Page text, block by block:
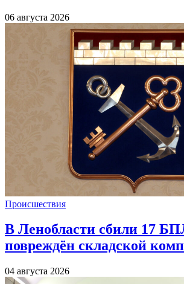
06 августа 2026
Происшествия
В Ленобласти сбили 17
повреждён складской
04 августа 2026